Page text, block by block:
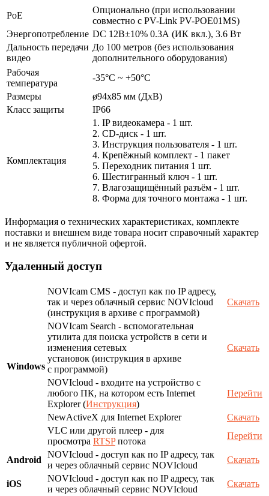
PoE
Опционально (при использовании
совместно с PV-Link PV-POE01MS)
Энергопотребление DC 12В±10% 0.3А (ИК вкл.), 3.6 Вт
Дальность передачи
видео
До 100 метров (без использования
дополнительного оборудования)
Рабочая
температура
-35°С ~ +50°С
Размеры
ø94x85 мм (ДхВ)
Класс защиты
IP66
Комплектация
1. IP видеокамера - 1 шт.
2. СD-диск - 1 шт.
3. Инструкция пользователя - 1 шт.
4. Крепёжный комплект - 1 пакет
5. Переходник питания 1 шт.
6. Шестигранный ключ - 1 шт.
7. Влагозащищённый разъём - 1 шт.
8. Форма для точного монтажа - 1 шт.
Информация о технических характеристиках, комплекте
поставки и внешнем виде товара носит справочный характер
и не является публичной офертой.
Удаленный доступ
Windows
NOVIcam CMS - доступ как по IP адресу,
так и через облачный сервис NOVIcloud
(инструкция в архиве с программой)
Скачать
NOVIcam Search - вспомогательная
утилита для поиска устройств в сети и
изменения сетевых
установок (инструкция в архиве
с программой)
Скачать
NOVIcloud - входите на устройство с
любого ПК, на котором есть Internet
Explorer (Инструкция)
Перейти
NewActiveX для Internet Explorer
Скачать
VLC или другой плеер - для
просмотра RTSPпотока
Перейти
Android
NOVIcloud - доступ как по IP адресу, так
и через облачный сервис NOVIcloud
Скачать
iOS
NOVIcloud - доступ как по IP адресу, так
и через облачный сервис NOVIcloud
Скачать